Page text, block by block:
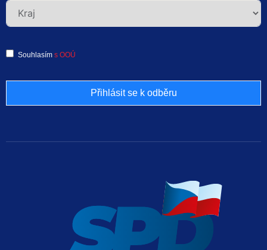
Souhlasím s OOÚ
Přihlásit se k odběru